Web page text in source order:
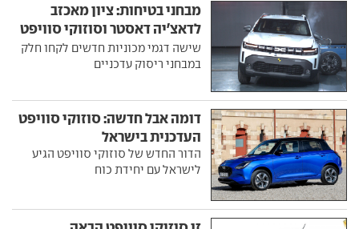
מבחני בטיחות: ציון מאכזב
לדאצ'יה דאסטר וסוזוקי סוויפט
החדשים
שישה דגמי מכוניות חדשים לקחו חלק
במבחני ריסוק עדכניים
דומה אבל חדשה: סוזוקי סוויפט
העדכנית בישראל
הדור החדש של סוזוקי סוויפט הגיע
לישראל עם יחידת כוח